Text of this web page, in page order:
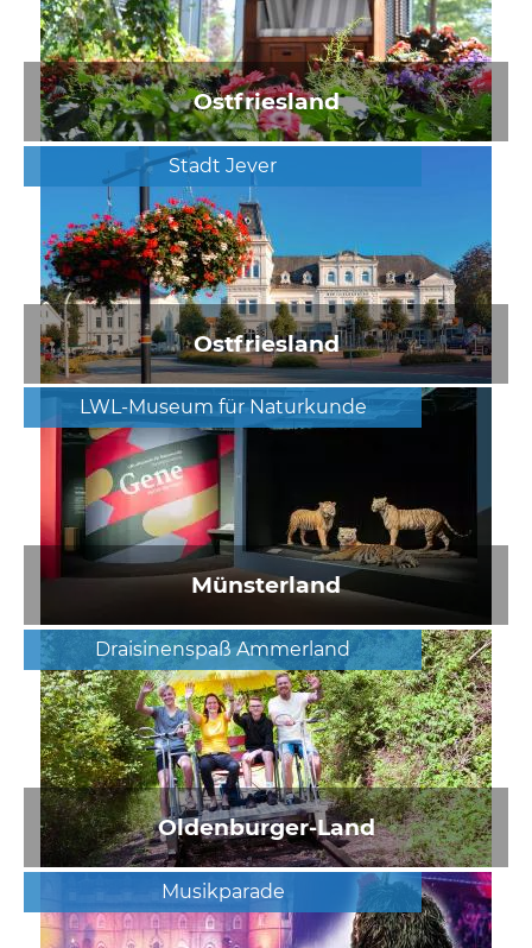
Ostfriesland
Stadt Jever
Ostfriesland
LWL-Museum für Naturkunde
Münsterland
Draisinenspaß Ammerland
Oldenburger-Land
Musikparade